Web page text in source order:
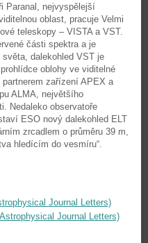
Paranal, nejvyspělejší
oblast, pracuje Velmi
teleskopy – VISTA a VST.
části spektra a je
dalekohled VST je
oblohy ve viditelné
zařízení APEX a
ALMA, největšího
Nedaleko observatoře
ESO nový dalekohled ELT
zrcadlem o průměru 39 m,
hledícím do vesmíru“.
Journal Letters)
Journal Letters)